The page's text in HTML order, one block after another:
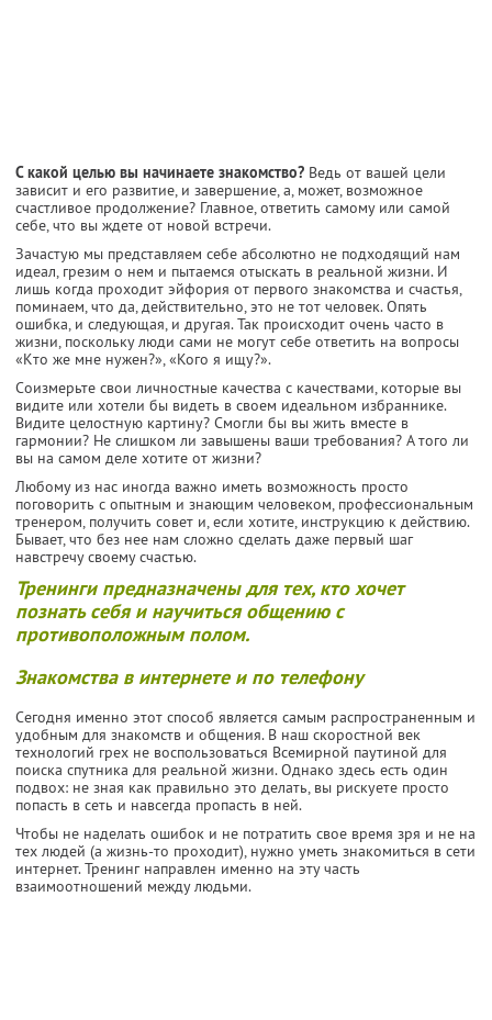
С какой целью вы начинаете знакомство? Ведь от вашей цели
зависит и его развитие, и завершение, а, может, возможное
счастливое продолжение? Главное, ответить самому или самой
себе, что вы ждете от новой встречи.
Зачастую мы представляем себе абсолютно не подходящий нам
идеал, грезим о нем и пытаемся отыскать в реальной жизни. И
лишь когда проходит эйфория от первого знакомства и счастья,
поминаем, что да, действительно, это не тот человек. Опять
ошибка, и следующая, и другая. Так происходит очень часто в
жизни, поскольку люди сами не могут себе ответить на вопросы
«Кто же мне нужен?», «Кого я ищу?».
Соизмерьте свои личностные качества с качествами, которые вы
видите или хотели бы видеть в своем идеальном избраннике.
Видите целостную картину? Смогли бы вы жить вместе в
гармонии? Не слишком ли завышены ваши требования? А того ли
вы на самом деле хотите от жизни?
Любому из нас иногда важно иметь возможность просто
поговорить с опытным и знающим человеком, профессиональным
тренером, получить совет и, если хотите, инструкцию к действию.
Бывает, что без нее нам сложно сделать даже первый шаг
навстречу своему счастью.
Тренинги предназначены для тех, кто хочет
познать себя и научиться общению с
противоположным полом.
Знакомства в интернете и по телефону
Сегодня именно этот способ является самым распространенным и
удобным для знакомств и общения. В наш скоростной век
технологий грех не воспользоваться Всемирной паутиной для
поиска спутника для реальной жизни. Однако здесь есть один
подвох: не зная как правильно это делать, вы рискуете просто
попасть в сеть и навсегда пропасть в ней.
Чтобы не наделать ошибок и не потратить свое время зря и не на
тех людей (а жизнь-то проходит), нужно уметь знакомиться в сети
интернет. Тренинг направлен именно на эту часть
взаимоотношений между людьми.